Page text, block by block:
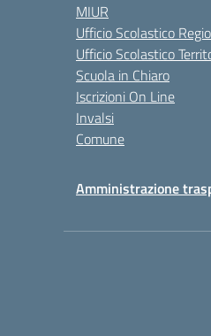
MIUR
Ufficio Scolastico
Ufficio Scolastico
Scuola in Chiaro
Iscrizioni On Line
Invalsi
Comune
Amministrazione